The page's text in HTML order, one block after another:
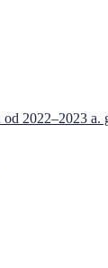
2022–2023 a.